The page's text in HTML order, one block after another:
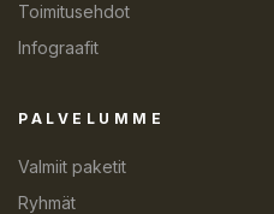
PALVELUMME
Valmiit paketit
Ryhmät
Toimitusehdot
Infograafit